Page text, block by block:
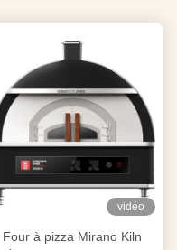
vidéo
Four à pizza Mirano Kiln